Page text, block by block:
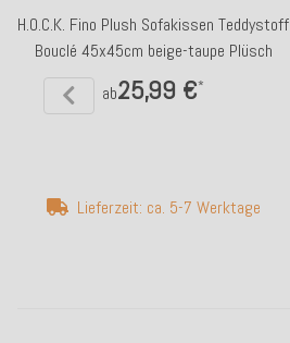
H.O.C.K. Fino Plush Sofakissen Teddystoff
Bouclé 45x45cm beige-taupe Plüsch
ab25,99 €*
Lieferzeit: ca. 5-7 Werktage